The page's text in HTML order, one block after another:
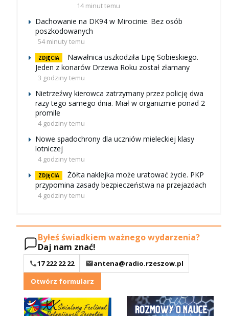
14 minut temu
Dachowanie na DK94 w Mirocinie. Bez osób
poszkodowanych
54 minuty temu
ZDJĘCIA
Nawałnica uszkodziła Lipę Sobieskiego.
Jeden z konarów Drzewa Roku został złamany
3 godziny temu
Nietrzeźwy kierowca zatrzymany przez policję dwa
razy tego samego dnia. Miał w organizmie ponad 2
promile
4 godziny temu
Nowe spadochrony dla uczniów mieleckiej klasy
lotniczej
4 godziny temu
ZDJĘCIA
Żółta naklejka może uratować życie. PKP
przypomina zasady bezpieczeństwa na przejazdach
4 godziny temu
Byłeś świadkiem ważnego wydarzenia?
Daj nam znać!
17 222 22 22
antena@radio.rzeszow.pl
Otwórz formularz